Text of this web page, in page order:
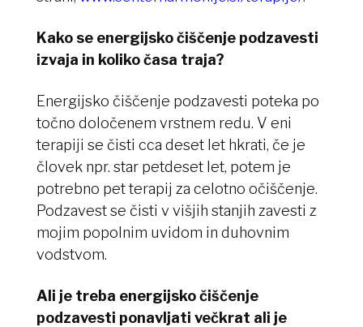
Kako se energijsko čiščenje podzavesti
izvaja in koliko časa traja?
Energijsko čiščenje podzavesti poteka po
točno določenem vrstnem redu. V eni
terapiji se čisti cca deset let hkrati, če je
človek npr. star petdeset let, potem je
potrebno pet terapij za celotno očiščenje.
Podzavest se čisti v višjih stanjih zavesti z
mojim popolnim uvidom in duhovnim
vodstvom.
Ali je treba energijsko čiščenje
podzavesti ponavljati večkrat ali je